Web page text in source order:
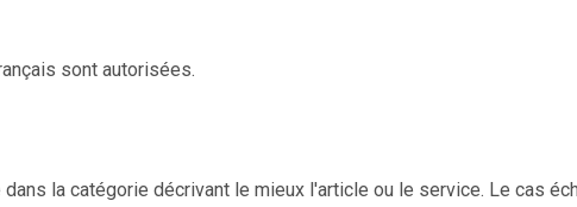
sont autorisées.
la catégorie décrivant le mieux l'article ou le service. Le cas